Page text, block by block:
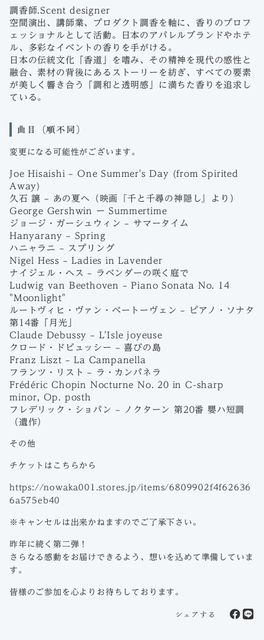
調香師.Scent designer
空間演出、講師業、プロダクト調香を軸に、香りのプロフ
ェッショナルとして活動。日本のアパレルブランドやホテ
ル、多彩なイベントの香りを手がける。
日本の伝統文化「香道」を嗜み、その精神を現代の感性と
融合、素材の背後にあるストーリーを紡ぎ、すべての要素
が美しく響き合う「調和と透明感」に満ちた香りを追求し
ている。
曲目（順不同）
変更になる可能性がございます。
Joe Hisaishi – One Summer's Day (from Spirited
Away)
久石 譲 – あの夏へ（映画『千と千尋の神隠し』より）
George Gershwin ー Summertime
ジョージ・ガーシュウィン – サマータイム
Hanyarany – Spring
ハニャラニ – スプリング
Nigel Hess – Ladies in Lavender
ナイジェル・ヘス – ラベンダーの咲く庭で
Ludwig van Beethoven – Piano Sonata No. 14
"Moonlight"
ルートヴィヒ・ヴァン・ベートーヴェン – ピアノ・ソナタ
第14番「月光」
Claude Debussy – L'Isle joyeuse
クロード・ドビュッシー – 喜びの島
Franz Liszt – La Campanella
フランツ・リスト – ラ・カンパネラ
Frédéric Chopin Nocturne No. 20 in C-sharp
minor, Op. posth
フレデリック・ショパン – ノクターン 第20番 嬰ハ短調
（遺作）
その他
チケットはこちらから
https://nowaka001.stores.jp/items/6809902f4f62636
6a575eb40
※キャンセルは出来かねますのでご了承下さい。
昨年に続く第二弾！
さらなる感動をお届けできるよう、想いを込めて準備していま
す。
皆様のご参加を心よりお待ちしております。
シェアする